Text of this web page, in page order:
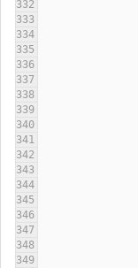
332
333
334
335
336
337
338
339
340
341
342
343
344
345
346
347
348
349